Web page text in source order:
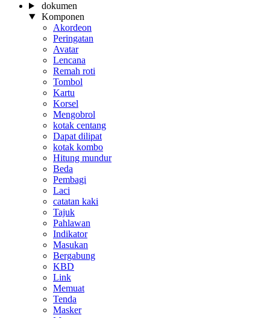
dokumen
Komponen
Akordeon
Peringatan
Avatar
Lencana
Remah roti
Tombol
Kartu
Korsel
Mengobrol
kotak centang
Dapat dilipat
kotak kombo
Hitung mundur
Beda
Pembagi
Laci
catatan kaki
Tajuk
Pahlawan
Indikator
Masukan
Bergabung
KBD
Link
Memuat
Tenda
Masker